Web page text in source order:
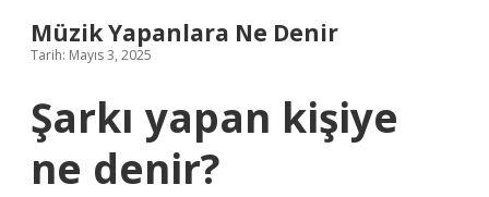
Müzik Yapanlara Ne Denir
Tarih: Mayıs 3, 2025
Şarkı yapan kişiye
ne denir?